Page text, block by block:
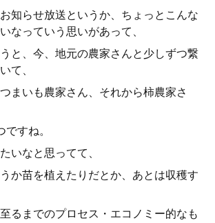
知らせ放送というか、ちょっとこんな
なっていう思いがあって、
と、今、地元の農家さんと少しずつ繋
て、
まいも農家さん、それから柿農家さ
すね。
いなと思ってて、
か苗を植えたりだとか、あとは収穫す
るまでのプロセス・エコノミー的なも